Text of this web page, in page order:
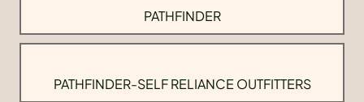
PATHFINDER
PATHFINDER-SELF RELIANCE OUTFITTERS